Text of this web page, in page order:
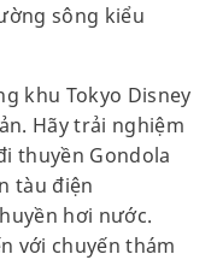
sông kiểu
khu Tokyo Disney
Hãy trải nghiệm
thuyền Gondola
tàu điện
hơi nước.
với chuyến thám